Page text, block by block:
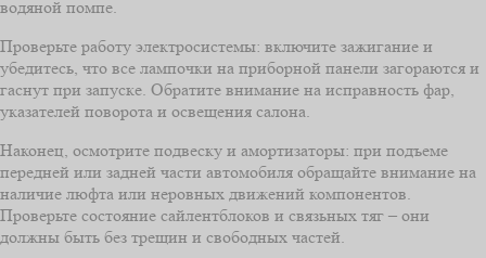
водяной помпе.
Проверьте работу электросистемы: включите зажигание и
убедитесь, что все лампочки на приборной панели загораются и
гаснут при запуске. Обратите внимание на исправность фар,
указателей поворота и освещения салона.
Наконец, осмотрите подвеску и амортизаторы: при подъеме
передней или задней части автомобиля обращайте внимание на
наличие люфта или неровных движений компонентов.
Проверьте состояние сайлентблоков и связьных тяг – они
должны быть без трещин и свободных частей.